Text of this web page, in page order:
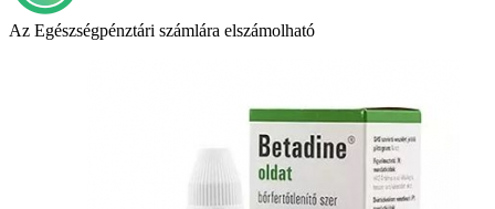
Az Egészségpénztári számlára elszámolható